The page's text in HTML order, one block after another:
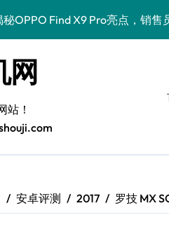
秘OPPO Find X9 Pro亮点，销售
我GT8 Pro驾到！特色功能全解析
S50 Pro mini来袭！小屏旗舰
K90深度揭秘：超强配置亮
星W26震撼来袭！速览资讯，畅
为nova 15 Ultra新功能解锁，限
网
站！
安卓评测 2017 罗技 MX